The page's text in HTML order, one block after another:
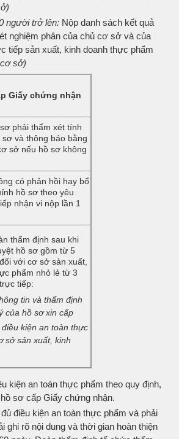
người trở lên:Nộp danh sách kết quả
nghiệm phân của chủ cơ sở và của
tiếp sản xuất, kinh doanh thực phẩm
sở)
Giấy chứng nhận
phải thẩm xét tính
và thông báo bằng
sở nếu hồ sơ không
có phản hồi hay bổ
hồ sơ theo yêu
nhận vi nộp lần 1
thẩm định sau khi
hồ sơ gồm từ 5
với cơ sở sản xuất,
phẩm nhỏ lẻ từ 3
tiếp:
tin và thẩm định
của hồ sơ xin cấp
kiện an toàn thực
sở sản xuất, kinh
kiện an toàn thực phẩm theo quy định,
sơ cấp Giấy chứng nhận.
điều kiện an toàn thực phẩm và phải
ghi rõ nội dung và thời gian hoàn thiện